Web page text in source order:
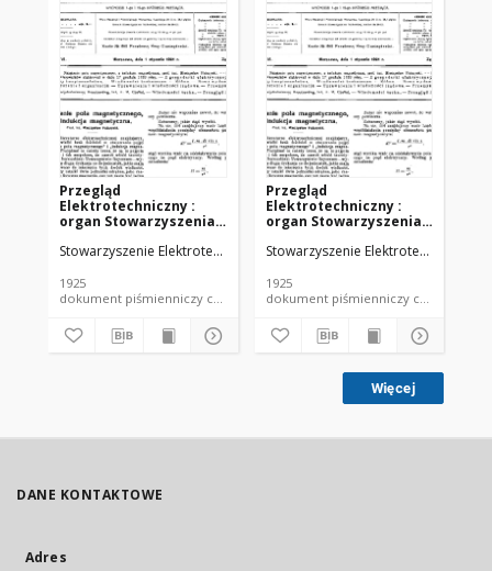
Przegląd
Elektrotechniczny :
organ Stowarzyszenia
Polskich R. VII z. 22
Stowarzyszenie Elektrotechników Polskich.
1925
dokument piśmienniczy czasopismo
Przegląd
Elektrotechniczny :
organ Stowarzyszenia
Polskich R. VII z. 23
Stowarzyszenie Elektrotechników
1925
dokument piśmienniczy czasopismo
Więcej
DANE KONTAKTOWE
Adres